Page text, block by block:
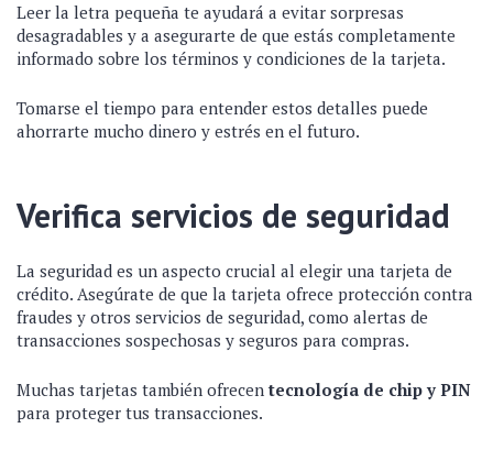
Leer la letra pequeña te ayudará a evitar sorpresas
desagradables y a asegurarte de que estás completamente
informado sobre los términos y condiciones de la tarjeta.
Tomarse el tiempo para entender estos detalles puede
ahorrarte mucho dinero y estrés en el futuro.
Verifica servicios de seguridad
La seguridad es un aspecto crucial al elegir una tarjeta de
crédito. Asegúrate de que la tarjeta ofrece protección contra
fraudes y otros servicios de seguridad, como alertas de
transacciones sospechosas y seguros para compras.
Muchas tarjetas también ofrecentecnología de chip y PIN
para proteger tus transacciones.